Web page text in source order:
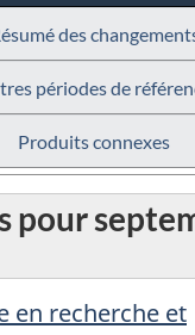
des
périodes de
Produits connexes
pour
en recherche et